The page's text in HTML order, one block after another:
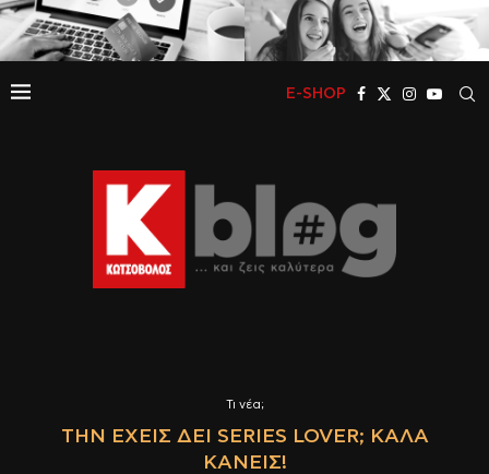
E-SHOP
Τι νέα;
ΤΗΝ ΈΧΕΙΣ ΔΕΙ SERIES LOVER; ΚΑΛΆ
ΚΆΝΕΙΣ!